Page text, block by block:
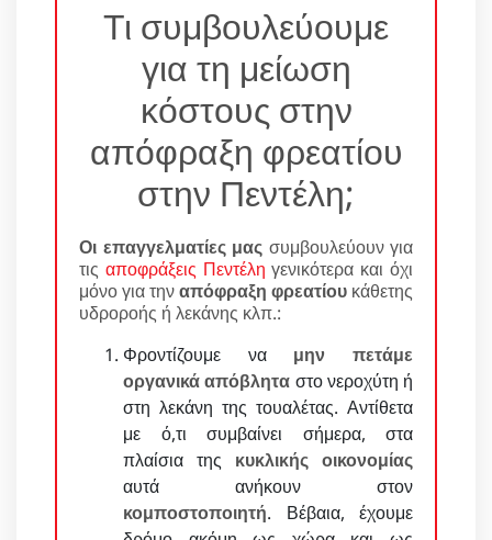
Τι συμβουλεύουμε
για τη μείωση
κόστους στην
απόφραξη φρεατίου
στην Πεντέλη;
Οι επαγγελματίες μας συμβουλεύουν για
τις αποφράξεις Πεντέλη γενικότερα και όχι
μόνο για τηναπόφραξη φρεατίου κάθετης
υδροροής ή λεκάνης κλπ.:
Φροντίζουμε να μην πετάμε
οργανικά απόβλητα στο νεροχύτη ή
στη λεκάνη της τουαλέτας. Αντίθετα
με ό,τι συμβαίνει σήμερα, στα
πλαίσια της κυκλικής οικονομίας
αυτά ανήκουν στον
κομποστοποιητή. Βέβαια, έχουμε